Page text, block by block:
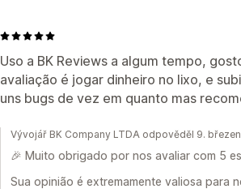
Uso a BK Reviews a algum tempo,
avaliação é jogar dinheiro no lixo, e
uns bugs de vez em quanto mas
Vývojář BK Company LTDA odpověděl 9.
🎉 Muito obrigado por nos avaliar com 5
Sua opinião é extremamente valiosa para